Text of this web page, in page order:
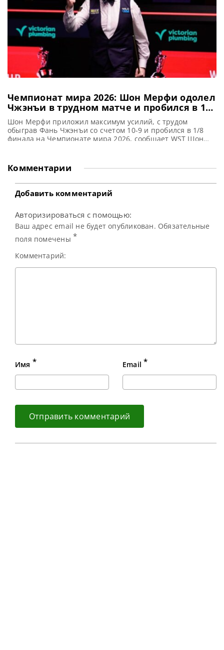
Чемпионат мира 2026: Шон Мерфи одолел
Чжэнъи в трудном матче и пробился в 1/8
финала
Шон Мерфи приложил максимум усилий, с трудом
обыграв Фань Чжэнъи со счетом 10-9 и пробился в 1/8
финала на Чемпионате мира 2026, сообщает WST Шон
клиренс в решающем фрейме. И одержал победу над
Фань Чжэнъи со счетом 10-9 в 1/16 финала Чемпионата
мира по снукеру
Комментарии
Добавить комментарий
Авторизироваться с помощью:
Ваш адрес email не будет опубликован. Обязательные
поля помечены *
Комментарий:
Имя * Email *